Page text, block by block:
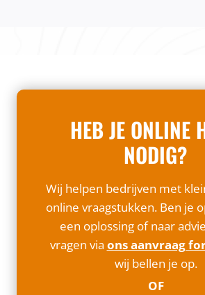
HEB JE ONLINE
NODIG?
Wij helpen bedrijven met
online vraagstukken. Ben je
een oplossing of naar
vragen via ons aanvraag
wij bellen je op.
OF